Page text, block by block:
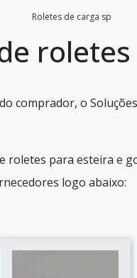
Roletes de carga sp
comprador, o
roletes para esteira e
logo abaixo: